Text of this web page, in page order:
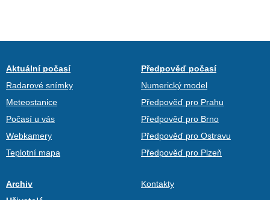
Aktuální počasí
Radarové snímky
Meteostanice
Počasí u vás
Webkamery
Teplotní mapa
Předpověď počasí
Numerický model
Předpověď pro Prahu
Předpověď pro Brno
Předpověď pro Ostravu
Předpověď pro Plzeň
Archiv
Kontakty